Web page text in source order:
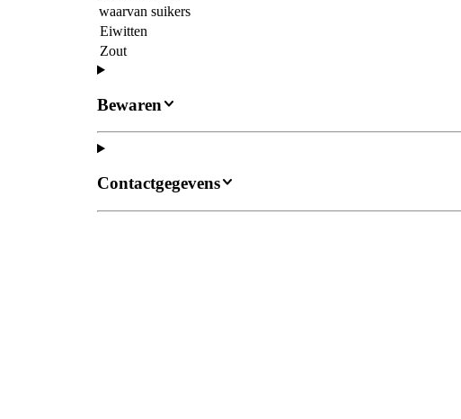
waarvan suikers
Eiwitten
Zout
Bewaren
Contactgegevens